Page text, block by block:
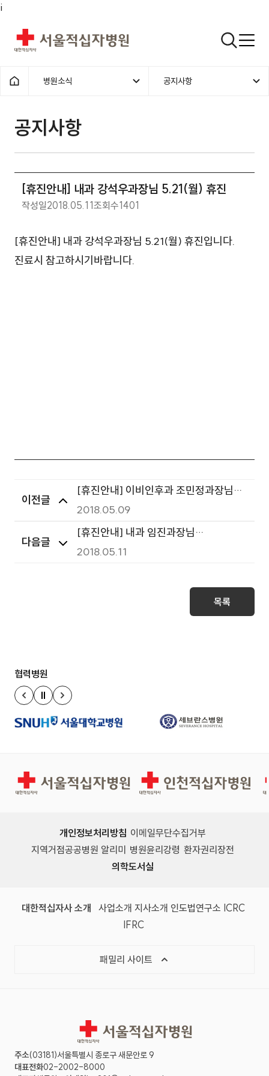
i
서울적십자병원 검색열기
홈으로 1차메뉴
병원소식 2차메뉴
공지사항
공지사항 | 병원소식 | [휴진안내
공지사항
[휴진안내] 내과 강석우과장님 5.21(월) 휴진
작성일2018.05.11조회수1401
[휴진안내] 내과 강석우과장님 5.21(월) 휴진입니다.
진료시 참고하시기바랍니다.
이전글
[휴진안내] 이비인후과 조민정과장님
5.17(목) 오후, 5.18(금) 휴진
2018.05.09
다음글
[휴진안내] 내과 임진과장님
5.21(월)~5.25(금) 휴진
2018.05.11
목록
협력병원
이전 슬라이드
정지
다음 슬라이드
서울적십자병원 인천적십자병원
개인정보처리방침 이메일무단수집거부
지역거점공공병원 알리미 병원윤리강령 환자권리장전
의학도서실
대한적십자사 소개 (새 창)
사업소개 (새 창)
지사소개 (새 창)
인도법연구소 (새 창)
ICRC(국제
IFRC(국제적십자사연맹, 새 창)
패밀리 사이트 목록 열기
서울적십자병원
주소(03181)서울특별시 종로구 새문안로 9
대표전화02-2002-8000